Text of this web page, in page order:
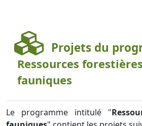
Projets du
Ressources
fauniques
Le programme intitulé "